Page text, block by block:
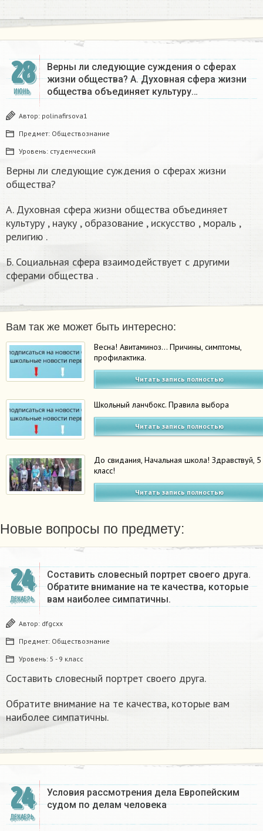
28
ИЮНЬ
Верны ли следующие суждения о сферах
жизни общества? А. Духовная сфера жизни
общества объединяет культуру…
Автор: polinafirsova1
Предмет: Обществознание
Уровень: студенческий
Верны ли следующие суждения о сферах жизни
общества?
А. Духовная сфера жизни общества объединяет
культуру , науку , образование , искусство , мораль ,
религию .
Б. Социальная сфера взаимодействует с другими
сферами общества .
Вам так же может быть интересно:
Весна! Авитаминоз… Причины, симптомы,
профилактика.
Читать запись полностью
Школьный ланчбокс. Правила выбора
Читать запись полностью
До свидания, Начальная школа! Здравствуй, 5
класс!
Читать запись полностью
Новые вопросы по предмету:
24
ДЕКАБРЬ
Составить словесный портрет своего друга.
Обратите внимание на те качества, которые
вам наиболее симпатичны.
Автор: dfgcxx
Предмет: Обществознание
Уровень: 5 - 9 класс
Составить словесный портрет своего друга.
Обратите внимание на те качества, которые вам
наиболее симпатичны.
24
ДЕКАБРЬ
Условия рассмотрения дела Европейским
судом по делам человека